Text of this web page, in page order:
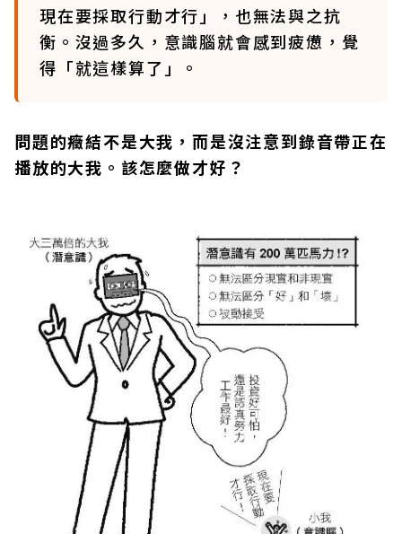
現在要採取行動才行」，也無法與之抗
衡。沒過多久，意識腦就會感到疲憊，覺
得「就這樣算了」。
問題的癥結不是大我，而是沒注意到錄音帶正在
播放的大我。該怎麼做才好？